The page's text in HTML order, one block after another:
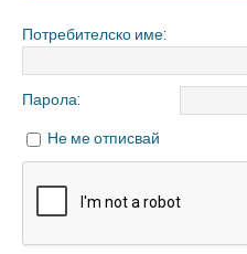
Потребителско име:
Парола:
Не ме отписвай